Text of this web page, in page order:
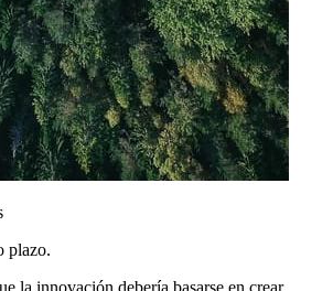
plazo.
la innovación debería basarse en crear